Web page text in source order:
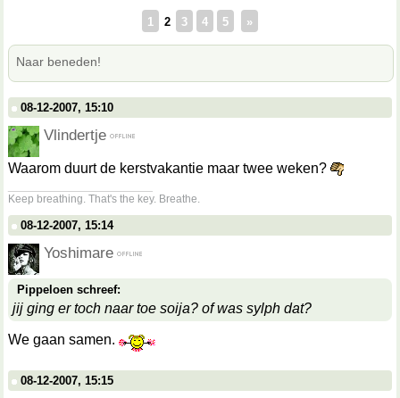
1 2 3 4 5 »
Naar beneden!
08-12-2007, 15:10
Vlindertje
Waarom duurt de kerstvakantie maar twee weken?
Keep breathing. That's the key. Breathe.
08-12-2007, 15:14
Yoshimare
Pippeloen schreef:
jij ging er toch naar toe soija? of was sylph dat?
We gaan samen.
08-12-2007, 15:15